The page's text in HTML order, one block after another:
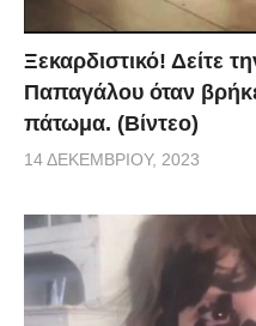
Ξεκαρδιστικό! Δείτε
Παπαγάλου όταν
πάτωμα. (Βίντεο)
14 ΔΕΚΕΜΒΡΊΟΥ, 2023